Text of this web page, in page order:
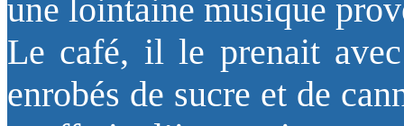
une lointaine musique
Le café, il le prenait
enrobés de sucre et de